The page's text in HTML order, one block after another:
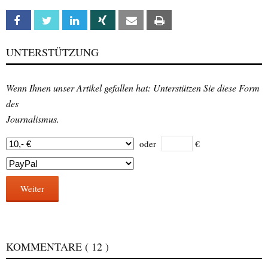
Facebook Twitter Linkedin Xing Email
UNTERSTÜTZUNG
Wenn Ihnen unser Artikel gefallen hat: Unterstützen Sie diese Form
des
Journalismus.
oder €
Weiter
KOMMENTARE ( 12 )